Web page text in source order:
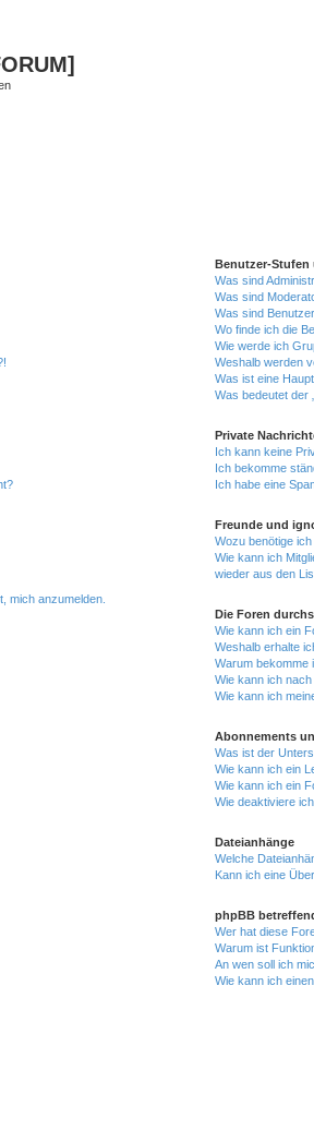
mich anzumelden.
Benutzer-Stufen
Was sind
Was sind
Was sind
Wo finde ich die
Wie werde ich
Weshalb werden
Was ist eine
Was bedeutet der
Private
Ich kann keine
Ich bekomme
Ich habe eine
Freunde und
Wozu benötige
Wie kann ich
wieder aus den
Die Foren
Wie kann ich ein
Weshalb erhalte
Warum bekomme
Wie kann ich
Wie kann ich
Abonnements
Was ist der
Wie kann ich ein
Wie kann ich ein
Wie deaktiviere
Dateianhänge
Welche
Kann ich eine
phpBB
Wer hat diese
Warum ist
An wen soll ich
Wie kann ich